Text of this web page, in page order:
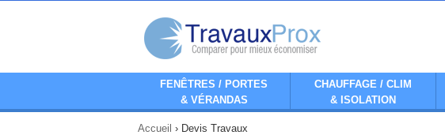
FENÊTRES / PORTES
& VÉRANDAS
CHAUFFAGE / CLIM
& ISOLATION
Accueil › Devis Travaux